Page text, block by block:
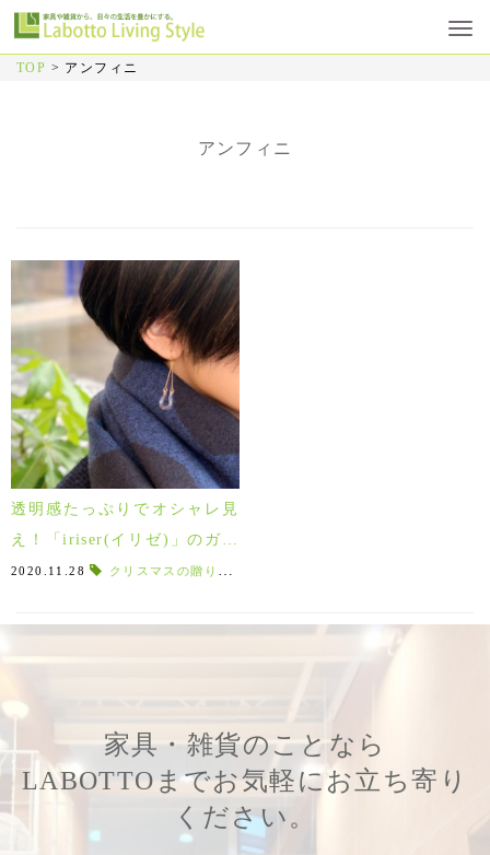
TOP > アンフィニ
アンフィニ
透明感たっぷりでオシャレ見
え！「iriser(イリゼ)」のガラ
スアクセサリーは福島限定♪
2020.11.28 クリスマスの贈り物
家具・雑貨のことなら
LABOTTOまでお気軽にお立ち寄り
ください。